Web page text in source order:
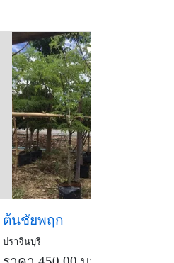
ต้นชัยพฤก
ปราจีนบุรี